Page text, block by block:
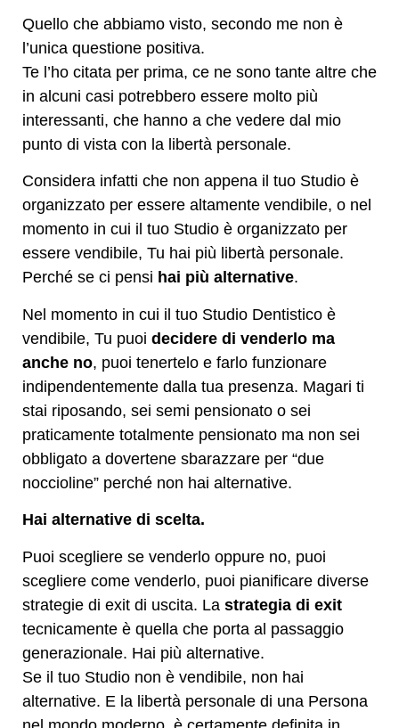
Quello che abbiamo visto, secondo me non è
l’unica questione positiva.
Te l’ho citata per prima, ce ne sono tante altre che
in alcuni casi potrebbero essere molto più
interessanti, che hanno a che vedere dal mio
punto di vista con la libertà personale.
Considera infatti che non appena il tuo Studio è
organizzato per essere altamente vendibile, o nel
momento in cui il tuo Studio è organizzato per
essere vendibile, Tu hai più libertà personale.
Perché se ci pensi hai più alternative.
Nel momento in cui il tuo Studio Dentistico è
vendibile, Tu puoi decidere di venderlo ma
anche no, puoi tenertelo e farlo funzionare
indipendentemente dalla tua presenza. Magari ti
stai riposando, sei semi pensionato o sei
praticamente totalmente pensionato ma non sei
obbligato a dovertene sbarazzare per “due
noccioline” perché non hai alternative.
Hai alternative di scelta.
Puoi scegliere se venderlo oppure no, puoi
scegliere come venderlo, puoi pianificare diverse
strategie di exit di uscita. La strategia di exit
tecnicamente è quella che porta al passaggio
generazionale. Hai più alternative.
Se il tuo Studio non è vendibile, non hai
alternative. E la libertà personale di una Persona